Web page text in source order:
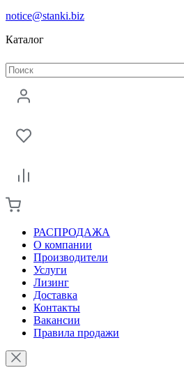
notice@stanki.biz
Каталог
РАСПРОДАЖА
О компании
Производители
Услуги
Лизинг
Доставка
Контакты
Вакансии
Правила продажи